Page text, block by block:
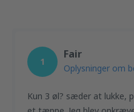
1
Fair
Oplysninger om
Kun 3 øl? sæder at lukke,